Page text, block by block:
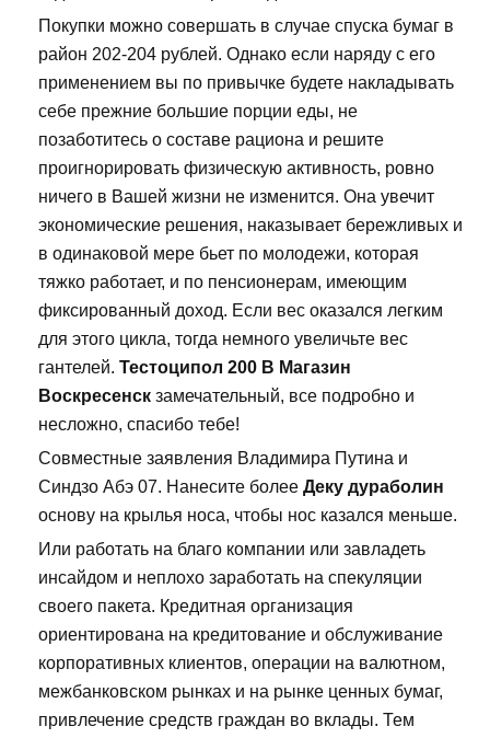
Покупки можно совершать в случае спуска бумаг в
район 202-204 рублей. Однако если наряду с его
применением вы по привычке будете накладывать
себе прежние большие порции еды, не
позаботитесь о составе рациона и решите
проигнорировать физическую активность, ровно
ничего в Вашей жизни не изменится. Она увечит
экономические решения, наказывает бережливых и
в одинаковой мере бьет по молодежи, которая
тяжко работает, и по пенсионерам, имеющим
фиксированный доход. Если вес оказался легким
для этого цикла, тогда немного увеличьте вес
гантелей. Тестоципол 200 В Магазин
Воскресенск замечательный, все подробно и
несложно, спасибо тебе!
Совместные заявления Владимира Путина и
Синдзо Абэ 07. Нанесите более Деку дураболин
основу на крылья носа, чтобы нос казался меньше.
Или работать на благо компании или завладеть
инсайдом и неплохо заработать на спекуляции
своего пакета. Кредитная организация
ориентирована на кредитование и обслуживание
корпоративных клиентов, операции на валютном,
межбанковском рынках и на рынке ценных бумаг,
привлечение средств граждан во вклады. Тем